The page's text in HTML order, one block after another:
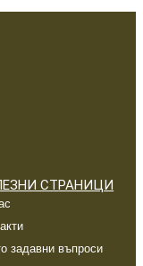
СТРАНИЦИ
задавни въпроси